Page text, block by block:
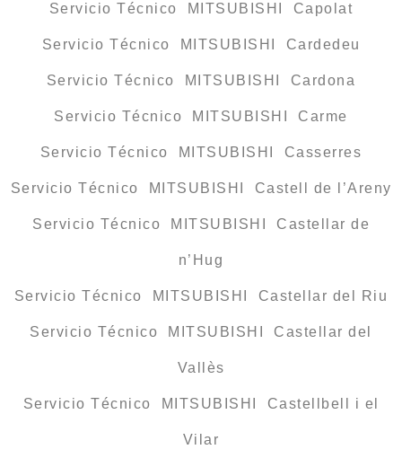
Servicio Técnico MITSUBISHI Capolat
Servicio Técnico MITSUBISHI Cardedeu
Servicio Técnico MITSUBISHI Cardona
Servicio Técnico MITSUBISHI Carme
Servicio Técnico MITSUBISHI Casserres
Servicio Técnico MITSUBISHI Castell de l’Areny
Servicio Técnico MITSUBISHI Castellar de
n’Hug
Servicio Técnico MITSUBISHI Castellar del Riu
Servicio Técnico MITSUBISHI Castellar del
Vallès
Servicio Técnico MITSUBISHI Castellbell i el
Vilar